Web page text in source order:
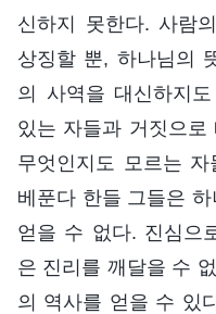
신하지 못한다. 사람
상징할 뿐, 하나님의
의 사역을 대신하지
있는 자들과 거짓으로
무엇인지도 모르는
베푼다 한들 그들은
얻을 수 없다. 진심으
은 진리를 깨달을 수
의 역사를 얻을 수 있